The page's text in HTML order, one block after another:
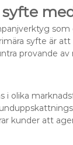
syfte är
provande
i olika
kunder att